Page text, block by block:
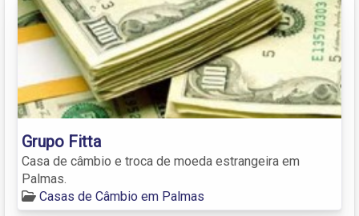
Grupo Fitta
Casa de câmbio e troca de moeda estrangeira em
Palmas.
Casas de Câmbio em Palmas